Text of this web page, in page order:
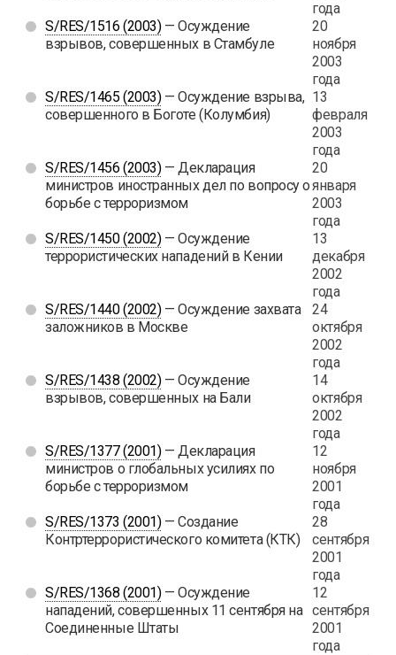
года
S/RES/1516 (2003)— Осуждение
взрывов, совершенных в Стамбуле
20
ноября
2003
года
S/RES/1465 (2003)— Осуждение взрыва,
совершенного в Боготе (Колумбия)
13
февраля
2003
года
S/RES/1456 (2003)— Декларация
министров иностранных дел по вопросу о
борьбе с терроризмом
20
января
2003
года
S/RES/1450 (2002)— Осуждение
террористических нападений в Кении
13
декабря
2002
года
S/RES/1440 (2002)— Осуждение захвата
заложников в Москве
24
октября
2002
года
S/RES/1438 (2002)— Осуждение
взрывов, совершенных на Бали
14
октября
2002
года
S/RES/1377 (2001)— Декларация
министров о глобальных усилиях по
борьбе с терроризмом
12
ноября
2001
года
S/RES/1373 (2001)— Создание
Контртеррористического комитета (КТК)
28
сентября
2001
года
S/RES/1368 (2001)— Осуждение
нападений, совершенных 11 сентября на
Соединенные Штаты
12
сентября
2001
года